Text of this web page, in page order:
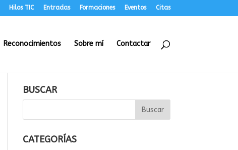
Hilos TIC Entradas Formaciones Eventos Citas
Reconocimientos Sobre mí Contactar
BUSCAR
CATEGORÍAS